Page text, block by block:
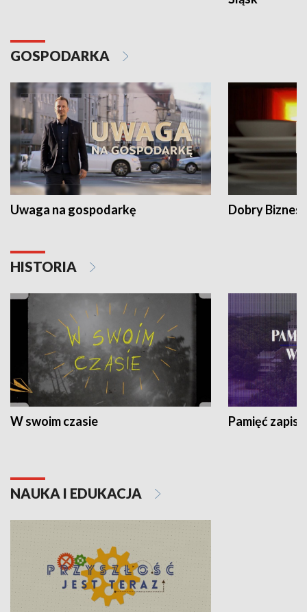
GOSPODARKA
Uwaga na gospodarkę Dobry Biznes
HISTORIA
W swoim czasie Pamięć
NAUKA I EDUKACJA